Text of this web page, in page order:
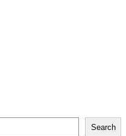
Search